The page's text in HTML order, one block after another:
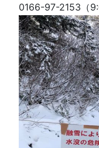
0166-97-2153（